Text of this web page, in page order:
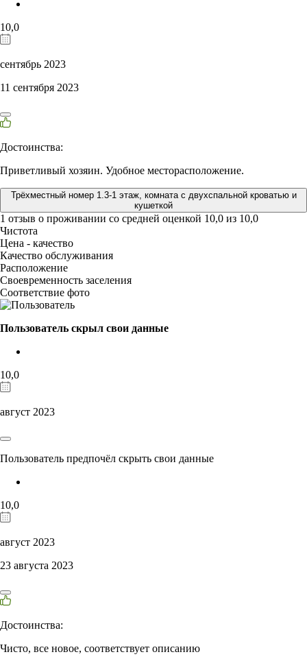
10,0
сентябрь 2023
11 сентября 2023
Достоинства:
Приветливый хозяин. Удобное месторасположение.
Трёхместный номер 1.3-1 этаж, комната с двухспальной кроватью и
кушеткой
1 отзыв о проживании со средней оценкой 10,0 из 10,0
Чистота
Цена - качество
Качество обслуживания
Расположение
Своевременность заселения
Соответствие фото
Пользователь скрыл свои данные
10,0
август 2023
Пользователь предпочёл скрыть свои данные
10,0
август 2023
23 августа 2023
Достоинства:
Чисто, все новое, соответствует описанию